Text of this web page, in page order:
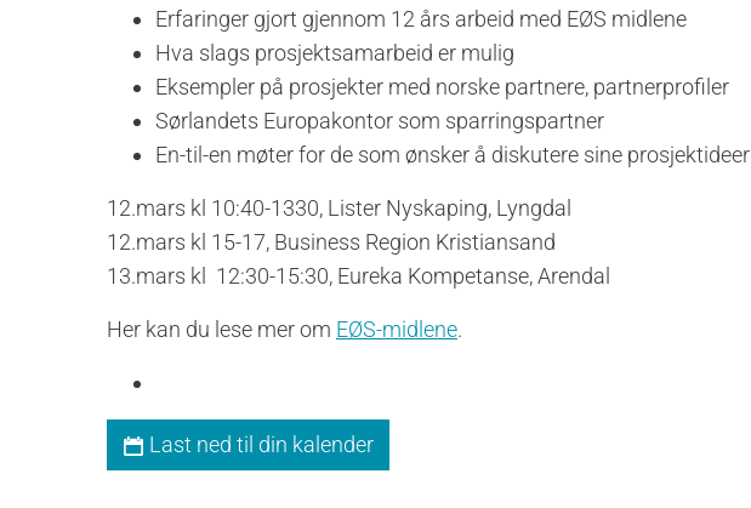
Erfaringer gjort gjennom 12 års arbeid med EØS midlene
Hva slags prosjektsamarbeid er mulig
Eksempler på prosjekter med norske partnere, partnerprofiler
Sørlandets Europakontor som sparringspartner
En-til-en møter for de som ønsker å diskutere sine prosjektideer
12.mars kl 10:40-1330, Lister Nyskaping, Lyngdal
12.mars kl 15-17, Business Region Kristiansand
13.mars kl 12:30-15:30, Eureka Kompetanse, Arendal
Her kan du lese mer om EØS-midlene.
Last ned til din kalender